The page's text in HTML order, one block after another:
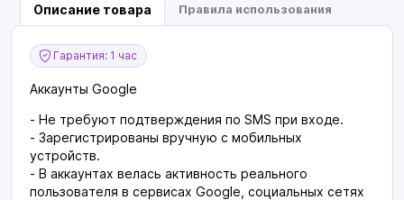
Описание товара Правила использования
Гарантия: 1 час
Аккаунты Google
- Не требуют подтверждения по SMS при входе.
- Зарегистрированы вручную с мобильных
устройств.
- В аккаунтах велась активность реального
пользователя в сервисах Google, социальных сетях